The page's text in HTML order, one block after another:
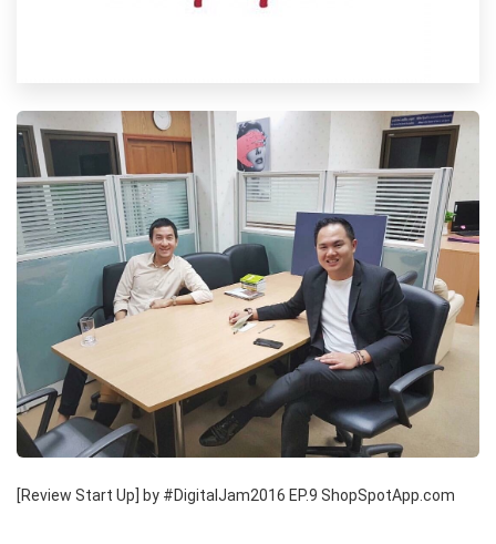
[Review Start Up] by #DigitalJam2016 EP.9 ShopSpotApp.com